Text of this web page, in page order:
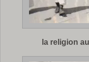
la religion